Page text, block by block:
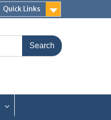
Quick Links